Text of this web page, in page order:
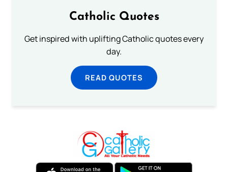
Catholic Quotes
Get inspired with uplifting Catholic quotes every
day.
READ QUOTES